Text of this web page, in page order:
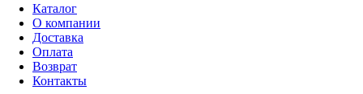
Каталог
О компании
Доставка
Оплата
Возврат
Контакты